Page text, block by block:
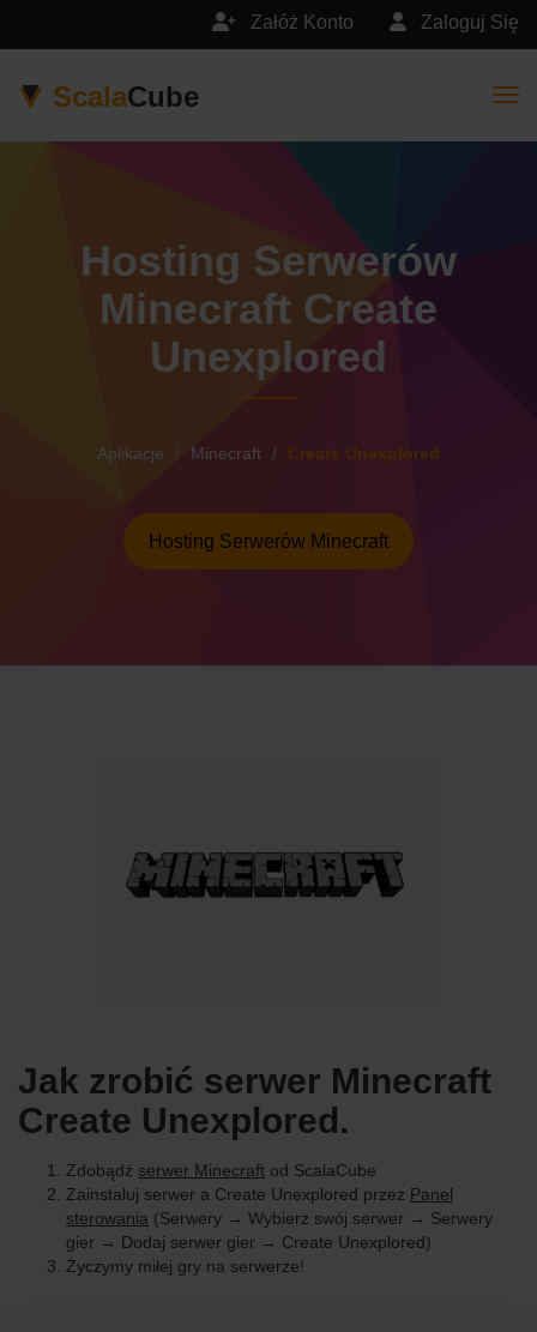
Zaloguj Się
Załóż Konto
ScalaCube
Hosting Serwerów
Minecraft Create
Unexplored
Aplikacje Minecraft Create Unexplored
Hosting Serwerów Minecraft
Jak zrobić serwer Minecraft
Create Unexplored.
Zdobądź serwer Minecraft od ScalaCube
Zainstaluj serwer a Create Unexplored przez Panel
sterowania (Serwery → Wybierz swój serwer → Serwery
gier → Dodaj serwer gier → Create Unexplored)
Życzymy miłej gry na serwerze!